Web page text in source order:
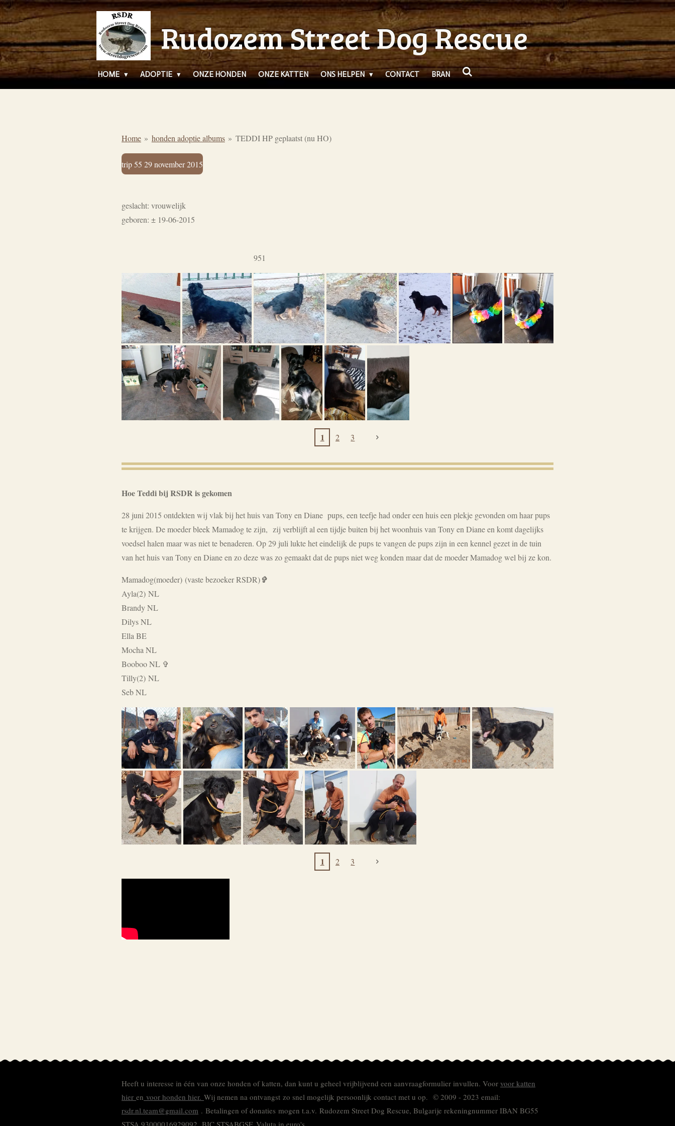
Ga
direct
naar
de
hoofdinhoud
Rudozem Street Dog Rescue
HOME ADOPTIE ONZE HONDEN ONZE KATTEN ONS HELPEN CONTACT BRAN
Home » honden adoptie albums » TEDDI HP geplaatst (nu HO)
trip 55 29 november 2015
geslacht: vrouwelijk
geboren: ± 19-06-2015
951
1 2 3
Hoe Teddi bij RSDR is gekomen
28 juni 2015 ontdekten wij vlak bij het huis van Tony en Diane pups, een teefje had onder een huis een plekje gevonden om haar pups
te krijgen. De moeder bleek Mamadog te zijn, zij verblijft al een tijdje buiten bij het woonhuis van Tony en Diane en komt dagelijks
voedsel halen maar was niet te benaderen. Op 29 juli lukte het eindelijk de pups te vangen de pups zijn in een kennel gezet in de tuin
van het huis van Tony en Diane en zo deze was zo gemaakt dat de pups niet weg konden maar dat de moeder Mamadog wel bij ze kon.
Mamadog(moeder) (vaste bezoeker RSDR)✞
Ayla(2) NL
Brandy NL
Dilys NL
Ella BE
Mocha NL
Booboo NL ✞
Tilly(2) NL
Seb NL
1 2 3
Heeft u interesse in één van onze honden of katten, dan kunt u geheel vrijblijvend een aanvraagformulier invullen. Voor voor katten
hier en voor honden hier. Wij nemen na ontvangst zo snel mogelijk persoonlijk contact met u op. © 2009 - 2023 email:
rsdr.nl.team@gmail.com . Betalingen of donaties mogen t.a.v. Rudozem Street Dog Rescue, Bulgarije rekeningnummer IBAN BG55
STSA 93000016929092. BIC STSABGSF. Valuta in euro's.